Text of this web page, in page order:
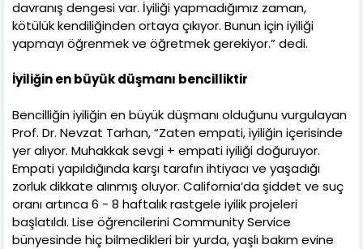
davranış dengesi var. İyiliği yapmadığımız zaman,
kötülük kendiliğinden ortaya çıkıyor. Bunun için iyiliği
yapmayı öğrenmek ve öğretmek gerekiyor.” dedi.
İyiliğin en büyük düşmanı bencilliktir
Bencilliğin iyiliğin en büyük düşmanı olduğunu vurgulayan
Prof. Dr. Nevzat Tarhan, “Zaten empati, iyiliğin içerisinde
yer alıyor. Muhakkak sevgi + empati iyiliği doğuruyor.
Empati yapıldığında karşı tarafın ihtiyacı ve yaşadığı
zorluk dikkate alınmış oluyor. California’da şiddet ve suç
oranı artınca 6 - 8 haftalık rastgele iyilik projeleri
başlatıldı. Lise öğrencilerini Community Service
bünyesinde hiç bilmedikleri bir yurda, yaşlı bakım evine